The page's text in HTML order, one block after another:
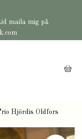
maila mig på
Hjördis Oldfors